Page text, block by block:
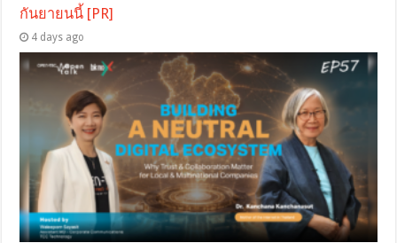
กันยายนนี้ [PR]
4 days ago